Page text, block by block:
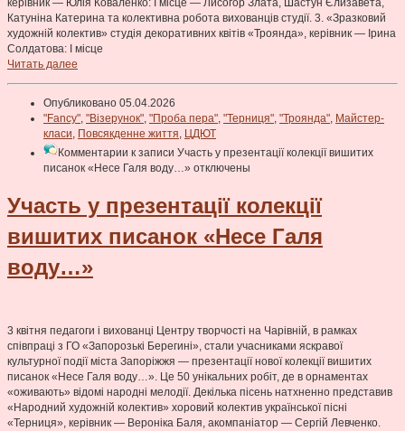
керівник — Юлія Коваленко: І місце — Лисогор Злата, Шастун Єлизавета,
Катуніна Катерина та колективна робота вихованців студії. 3. «Зразковий
художній колектив» студія декоративних квітів «Троянда», керівник — Ірина
Солдатова: І місце
Читать далее
Опубликовано 05.04.2026
"Fancy", "Візерунок", "Проба пера", "Терниця", "Троянда", Майстер-
класи, Повсякденне життя, ЦДЮТ
Комментарии к записи Участь у презентації колекції вишитих
писанок «Несе Галя воду…» отключены
Участь у презентації колекції
вишитих писанок «Несе Галя
воду…»
3 квітня педагоги і вихованці Центру творчості на Чарівній, в рамках
співпраці з ГО «Запорозькі Берегині», стали учасниками яскравої
культурної події міста Запоріжжя — презентації нової колекції вишитих
писанок «Несе Галя воду…». Це 50 унікальних робіт, де в орнаментах
«оживають» відомі народні мелодії. Декілька пісень натхненно представив
«Народний художній колектив» хоровий колектив української пісні
«Терниця», керівник — Вероніка Баля, акомпаніатор — Сергій Левченко.